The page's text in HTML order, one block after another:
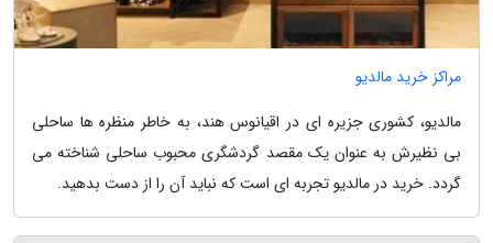
مراکز خرید مالدیو
مالدیو، کشوری جزیره ای در اقیانوس هند، به خاطر منظره ها ساحلی
بی نظیرش به عنوان یک مقصد گردشگری محبوب ساحلی شناخته می
گردد. خرید در مالدیو تجربه ای است که نباید آن را از دست بدهید.